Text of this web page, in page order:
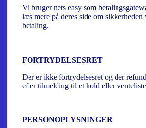
Vi bruger nets easy som
læs mere på deres side om sikkerheden
betaling.
FORTRYDELSESRET
Der er ikke fortrydelsesret og der
efter tilmelding til et hold eller
PERSONOPLYSNINGER